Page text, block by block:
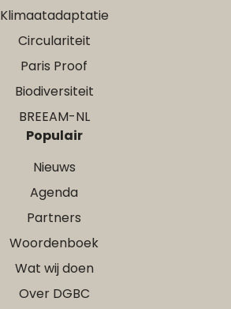
Klimaatadaptatie
Circulariteit
Paris Proof
Biodiversiteit
BREEAM-NL
Populair
Nieuws
Agenda
Partners
Woordenboek
Wat wij doen
Over DGBC